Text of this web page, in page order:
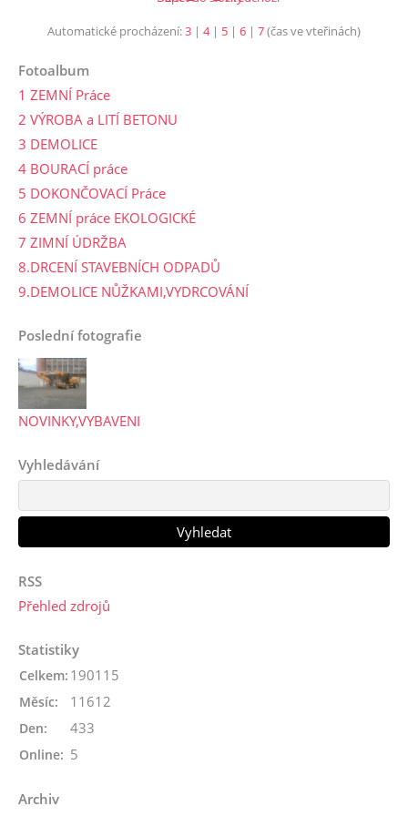
Automatické procházení:3 | 4| 5 | 6 | 7(čas ve vteřinách)
Fotoalbum
1 ZEMNÍ Práce
2 VÝROBA a LITÍ BETONU
3 DEMOLICE
4 BOURACÍ práce
5 DOKONČOVACÍ Práce
6 ZEMNÍ práce EKOLOGICKÉ
7 ZIMNÍ ÚDRŽBA
8.DRCENÍ STAVEBNÍCH ODPADŮ
9.DEMOLICE NŮŽKAMI,VYDRCOVÁNÍ
Poslední fotografie
NOVINKY,VYBAVENI
Vyhledávání
RSS
Přehled zdrojů
Statistiky
Online: 5
Celkem: 190115
Měsíc: 11612
Den: 433
Archiv